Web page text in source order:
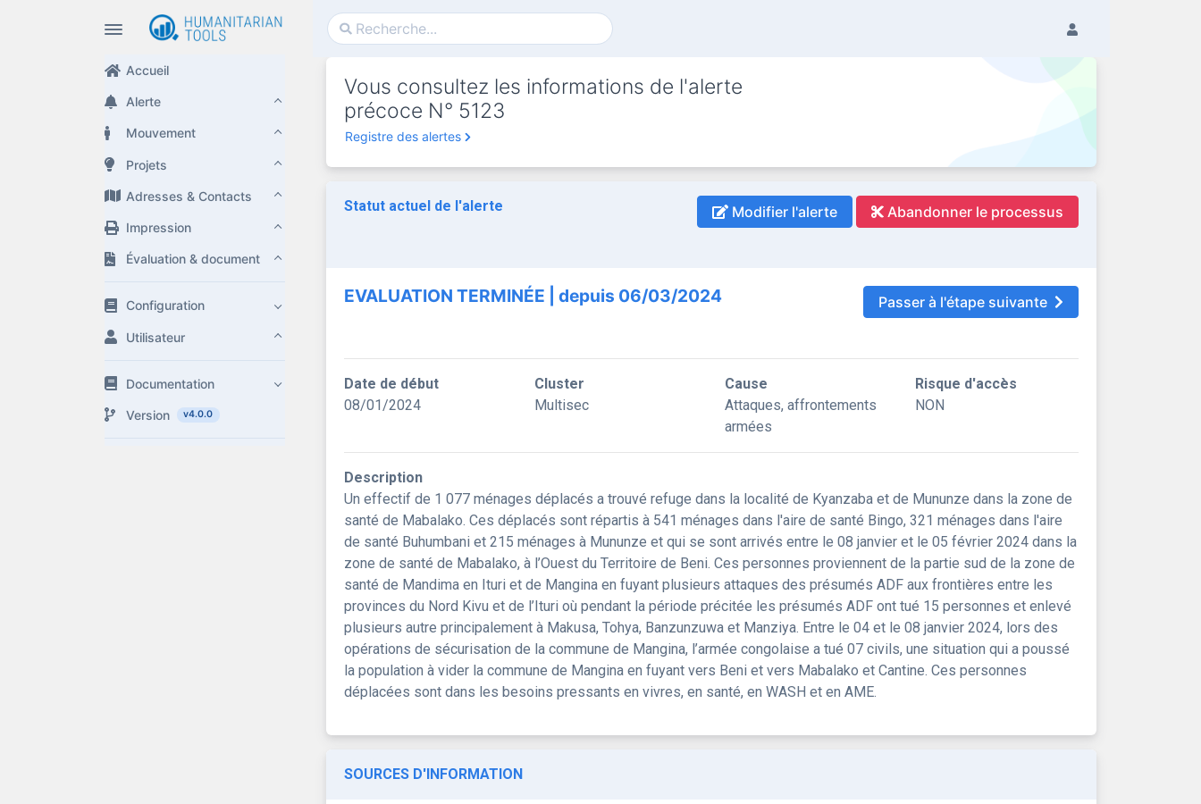
Accueil
Alerte
Mouvement
Projets
Adresses & Contacts
Impression
Évaluation & document
Configuration
Utilisateur
Documentation
Version v4.0.0
Vous consultez les informations de l'alerte
précoce N° 5123
Registre des alertes
Statut actuel de l'alerte Modifier l'alerte Abandonner le processus
EVALUATION TERMINÉE | depuis 06/03/2024 Passer à l'étape suivante
Date de début
08/01/2024
Cluster
Multisec
Cause
Attaques, affrontements
armées
Risque d'accès
NON
Description
Un effectif de 1 077 ménages déplacés a trouvé refuge dans la localité de Kyanzaba et de Mununze dans la zone de
santé de Mabalako. Ces déplacés sont répartis à 541 ménages dans l'aire de santé Bingo, 321 ménages dans l'aire
de santé Buhumbani et 215 ménages à Mununze et qui se sont arrivés entre le 08 janvier et le 05 février 2024 dans la
zone de santé de Mabalako, à l’Ouest du Territoire de Beni. Ces personnes proviennent de la partie sud de la zone de
santé de Mandima en Ituri et de Mangina en fuyant plusieurs attaques des présumés ADF aux frontières entre les
provinces du Nord Kivu et de l’Ituri où pendant la période précitée les présumés ADF ont tué 15 personnes et enlevé
plusieurs autre principalement à Makusa, Tohya, Banzunzuwa et Manziya. Entre le 04 et le 08 janvier 2024, lors des
opérations de sécurisation de la commune de Mangina, l’armée congolaise a tué 07 civils, une situation qui a poussé
la population à vider la commune de Mangina en fuyant vers Beni et vers Mabalako et Cantine. Ces personnes
déplacées sont dans les besoins pressants en vivres, en santé, en WASH et en AME.
SOURCES D'INFORMATION